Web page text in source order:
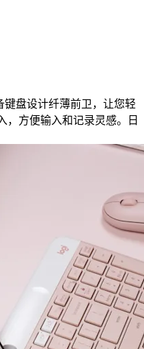
键盘设计纤薄前卫，让您轻
，方便输入和记录灵感。日